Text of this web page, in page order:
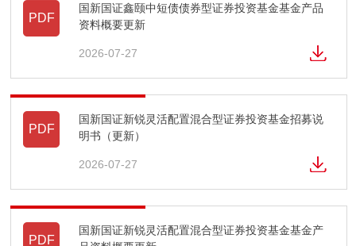
PDF
国新国证鑫颐中短债债券型证券投资基金基金产品
资料概要更新
2026-07-27
PDF
国新国证新锐灵活配置混合型证券投资基金招募说
明书（更新）
2026-07-27
PDF
国新国证新锐灵活配置混合型证券投资基金基金产